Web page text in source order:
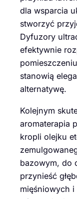
dla wsparcia
stworzyć
Dyfuzory
efektywnie
stanowią
alternatywę.
Kolejnym
aromaterapia
kropli olejku
bazowym, do
przynieść
mięśniowych i